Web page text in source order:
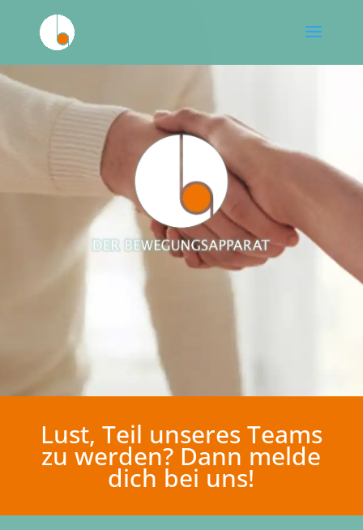
Lust, Teil unseres Teams
zu werden? Dann melde
dich bei uns!